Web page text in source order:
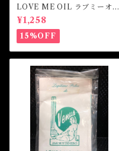
LOVE ME OIL ラブミーオイ
ル -相思相愛・愛される-
¥1,258
15%OFF